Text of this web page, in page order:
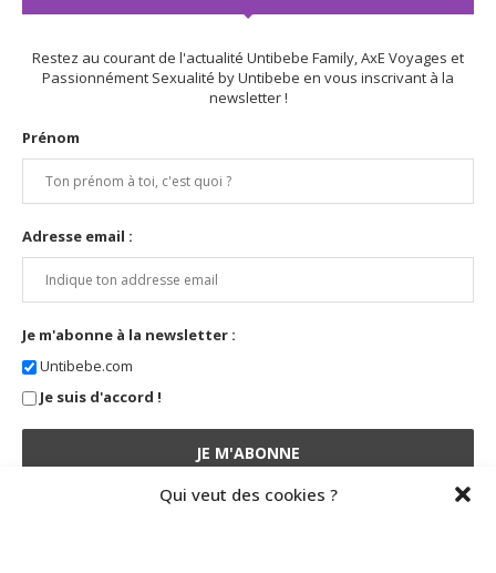
Qui veut des cookies ?
Restez au courant de l'actualité Untibebe Family, AxE Voyages et
Passionnément Sexualité by Untibebe en vous inscrivant à la
newsletter !
Prénom
Adresse email :
Je m'abonne à la newsletter :
Untibebe.com
Je suis d'accord !